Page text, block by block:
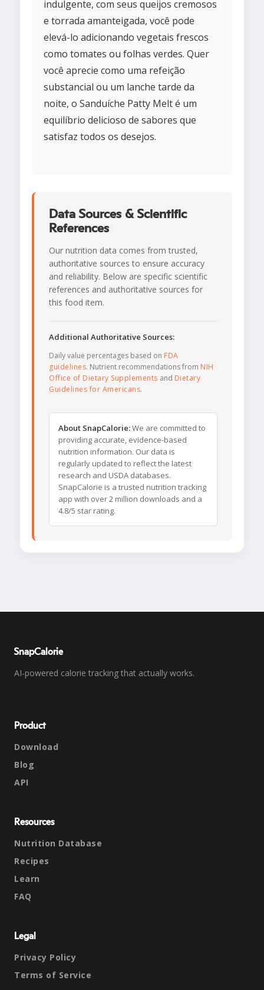
indulgente, com seus queijos cremosos
e torrada amanteigada, você pode
elevá-lo adicionando vegetais frescos
como tomates ou folhas verdes. Quer
você aprecie como uma refeição
substancial ou um lanche tarde da
noite, o Sanduíche Patty Melt é um
equilíbrio delicioso de sabores que
satisfaz todos os desejos.
Data Sources & Scientific
References
Our nutrition data comes from trusted,
authoritative sources to ensure accuracy
and reliability. Below are specific scientific
references and authoritative sources for
this food item.
Additional Authoritative Sources:
Daily value percentages based on FDA
guidelines. Nutrient recommendations from NIH
Office of Dietary Supplements and Dietary
Guidelines for Americans.
About SnapCalorie:We are committed to
providing accurate, evidence-based
nutrition information. Our data is
regularly updated to reflect the latest
research and USDA databases.
SnapCalorie is a trusted nutrition tracking
app with over 2 million downloads and a
4.8/5 star rating.
SnapCalorie
AI-powered calorie tracking that actually works.
Product
Download
Blog
API
Resources
Nutrition Database
Recipes
Learn
FAQ
Legal
Privacy Policy
Terms of Service